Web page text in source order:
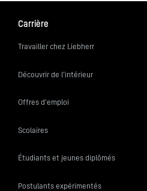
Carrière
Travailler chez Liebherr
Découvrir de l’intérieur
Offres d'emploi
Scolaires
Étudiants et jeunes diplômés
Postulants expérimentés